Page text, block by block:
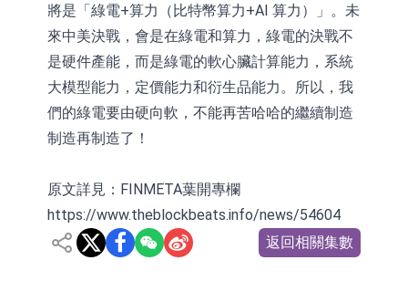
將是「綠電+算力（比特幣算力+AI 算力）」。未
來中美決戰，會是在綠電和算力，綠電的決戰不
是硬件產能，而是綠電的軟心臟計算能力，系統
大模型能力，定價能力和衍生品能力。所以，我
們的綠電要由硬向軟，不能再苦哈哈的繼續制造
制造再制造了！
原文詳見：FINMETA葉開專欄
https://www.theblockbeats.info/news/54604
返回相關集數